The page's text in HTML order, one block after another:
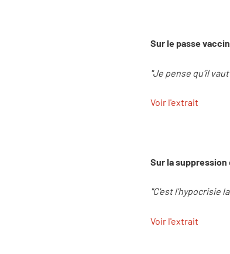
Sur le passe
"Je pense qu'il
Voir l'extrait
Sur la
"C'est l'hypocrisie
Voir l'extrait